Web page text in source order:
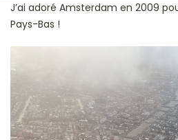
J’ai adoré Amsterdam en 2009
Pays-Bas !